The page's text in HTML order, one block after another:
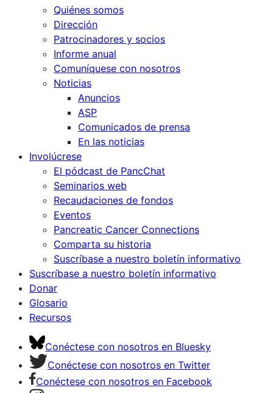
Quiénes somos
Dirección
Patrocinadores y socios
Informe anual
Comuníquese con nosotros
Noticias
Anuncios
ASP
Comunicados de prensa
En las noticias
Involúcrese
El pódcast de PancChat
Seminarios web
Recaudaciones de fondos
Eventos
Pancreatic Cancer Connections
Comparta su historia
Suscríbase a nuestro boletín informativo
Suscríbase a nuestro boletín informativo
Donar
Glosario
Recursos
Conéctese con nosotros en Bluesky
Conéctese con nosotros en Twitter
Conéctese con nosotros en Facebook